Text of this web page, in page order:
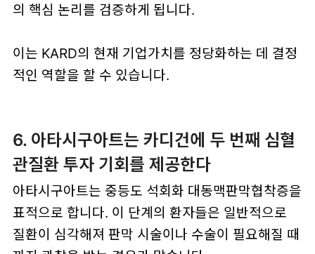
의 핵심 논리를 검증하게 됩니다.
이는 KARD의 현재 기업가치를 정당화하는 데 결정
적인 역할을 할 수 있습니다.
6. 아타시구아트는 카디건에 두 번째 심혈
관질환 투자 기회를 제공한다
아타시구아트는 중등도 석회화 대동맥판막협착증을
표적으로 합니다. 이 단계의 환자들은 일반적으로
질환이 심각해져 판막 시술이나 수술이 필요해질 때